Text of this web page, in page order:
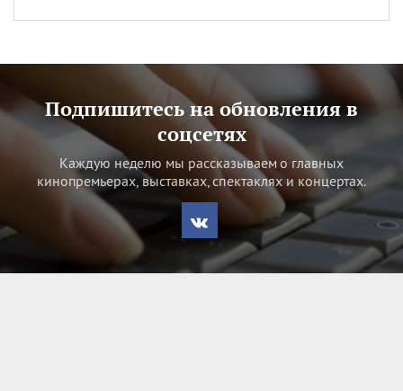
Подпишитесь на обновления в
соцсетях
Каждую неделю мы рассказываем о главных
кинопремьерах, выставках, спектаклях и концертах.